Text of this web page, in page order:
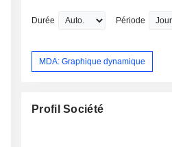
Durée Période
MDA: Graphique dynamique
Profil Société